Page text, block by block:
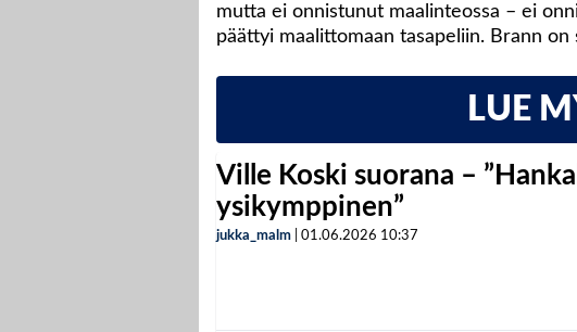
mutta ei onnistunut maalinteossa – ei
päättyi maalittomaan tasapeliin. Brann on
LUE
Ville Koski suorana –
ysikymppinen”
jukka_malm 01.06.2026 10:37